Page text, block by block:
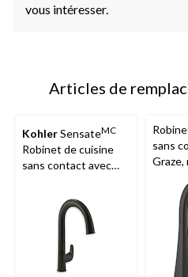
vous intéresser.
Articles de
KohlerSensateMC
Robinet de cuisine
sans contact avec
1/2 po, douchette à 2
fonctions, bronze
sans
Graze,